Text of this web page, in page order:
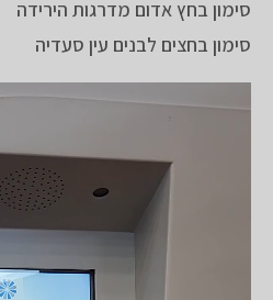
סימון בחץ אדום מדרגות הירידה
סימון בחצים לבנים עין סעדיה